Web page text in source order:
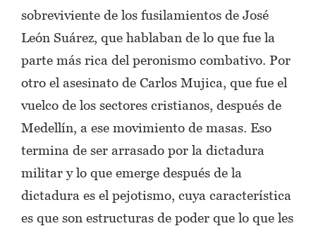
sobreviviente de los fusilamientos de José
León Suárez, que hablaban de lo que fue la
parte más rica del peronismo combativo. Por
otro el asesinato de Carlos Mujica, que fue el
vuelco de los sectores cristianos, después de
Medellín, a ese movimiento de masas. Eso
termina de ser arrasado por la dictadura
militar y lo que emerge después de la
dictadura es el pejotismo, cuya característica
es que son estructuras de poder que lo que les